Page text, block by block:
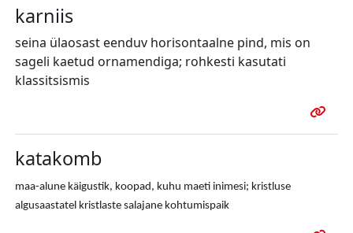
karniis
seina ülaosast eenduv horisontaalne pind, mis on
sageli kaetud ornamendiga; rohkesti kasutati
klassitsismis
katakomb
maa-alune käigustik, koopad, kuhu maeti inimesi; kristluse
algusaastatel kristlaste salajane kohtumispaik